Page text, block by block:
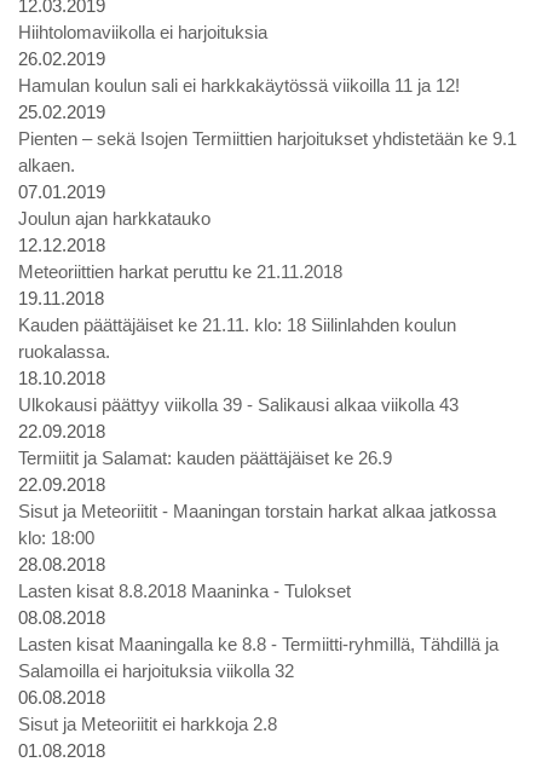
12.03.2019
Hiihtolomaviikolla ei harjoituksia
26.02.2019
Hamulan koulun sali ei harkkakäytössä viikoilla 11 ja 12!
25.02.2019
Pienten – sekä Isojen Termiittien harjoitukset yhdistetään ke 9.1
alkaen.
07.01.2019
Joulun ajan harkkatauko
12.12.2018
Meteoriittien harkat peruttu ke 21.11.2018
19.11.2018
Kauden päättäjäiset ke 21.11. klo: 18 Siilinlahden koulun
ruokalassa.
18.10.2018
Ulkokausi päättyy viikolla 39 - Salikausi alkaa viikolla 43
22.09.2018
Termiitit ja Salamat: kauden päättäjäiset ke 26.9
22.09.2018
Sisut ja Meteoriitit - Maaningan torstain harkat alkaa jatkossa
klo: 18:00
28.08.2018
Lasten kisat 8.8.2018 Maaninka - Tulokset
08.08.2018
Lasten kisat Maaningalla ke 8.8 - Termiitti-ryhmillä, Tähdillä ja
Salamoilla ei harjoituksia viikolla 32
06.08.2018
Sisut ja Meteoriitit ei harkkoja 2.8
01.08.2018